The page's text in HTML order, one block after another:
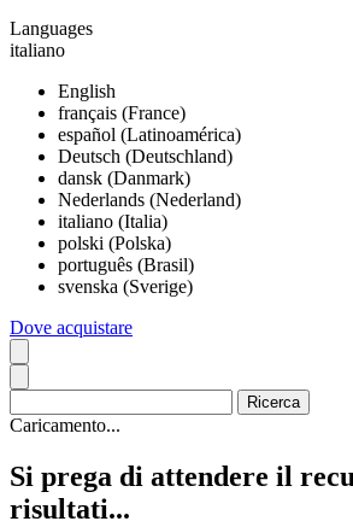
Languages
italiano
English
français (France)
español (Latinoamérica)
Deutsch (Deutschland)
dansk (Danmark)
Nederlands (Nederland)
italiano (Italia)
polski (Polska)
português (Brasil)
svenska (Sverige)
Dove acquistare
Caricamento...
Si prega di attendere il
risultati...